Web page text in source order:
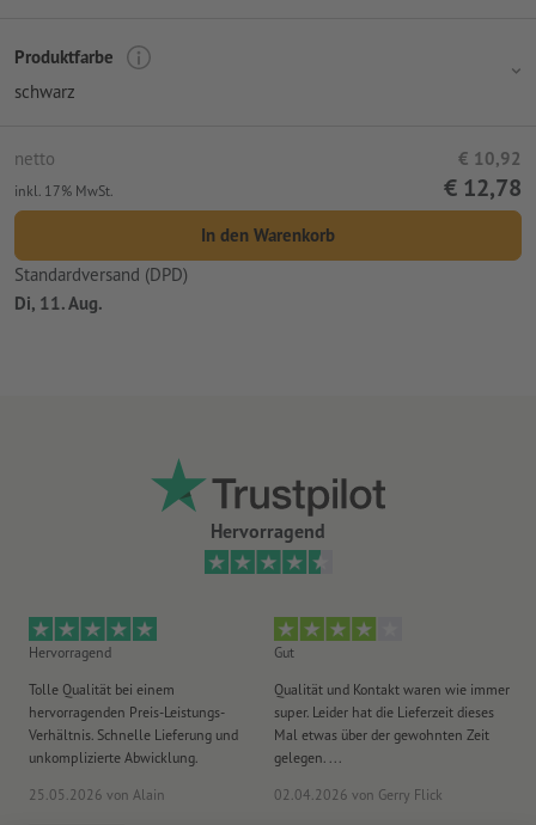
Produktfarbe
schwarz
netto € 10,92
inkl. 17% MwSt. € 12,78
In den Warenkorb
Standardversand (DPD)
Di, 11. Aug.
Hervorragend
Hervorragend
Tolle Qualität bei einem
hervorragenden Preis-Leistungs-
Verhältnis. Schnelle Lieferung und
unkomplizierte Abwicklung.
25.05.2026 von Alain
Gut
Qualität und Kontakt waren wie immer
super. Leider hat die Lieferzeit dieses
Mal etwas über der gewohnten Zeit
gelegen. ...
02.04.2026 von Gerry Flick